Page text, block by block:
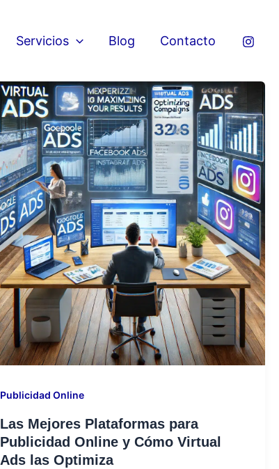
Servicios Blog Contacto
Publicidad Online
Las Mejores Plataformas para
Publicidad Online y Cómo Virtual
Ads las Optimiza